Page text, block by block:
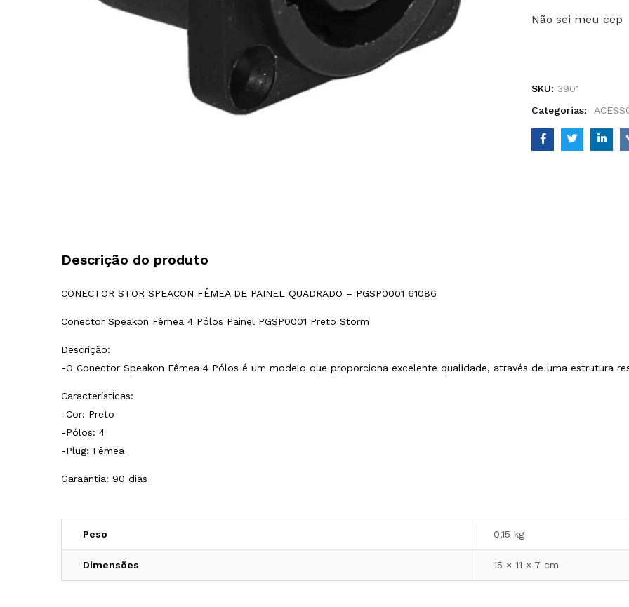
Não sei meu cep
SKU: 3901
Categorias:
Descrição do produto
CONECTOR STOR SPEACON FÊMEA DE PAINEL QUADRADO – PGSP0001 61086
Conector Speakon Fêmea 4 Pólos Painel PGSP0001 Preto Storm
Descrição:
-O Conector Speakon Fêmea 4 Pólos é um modelo que proporciona excelente qualidade, através de uma estrutura
Características:
-Cor: Preto
-Pólos: 4
-Plug: Fêmea
Garaantia: 90 dias
Peso 0,15 kg
Dimensões 15 × 11 × 7 cm